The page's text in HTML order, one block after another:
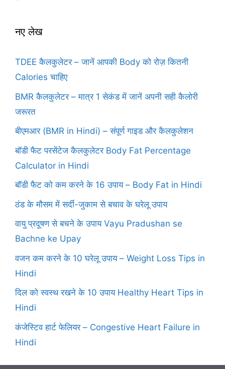
नए लेख
TDEE कैलकुलेटर – जानें आपकी Body को रोज़ कितनी
Calories चाहिए
BMR कैलकुलेटर – मात्र 1 सेकंड में जानें अपनी सही कैलोरी
जरूरत
बीएमआर (BMR in Hindi) – संपूर्ण गाइड और कैलकुलेशन
बॉडी फैट परसेंटेज कैलकुलेटर Body Fat Percentage
Calculator in Hindi
बॉडी फैट को कम करने के 16 उपाय – Body Fat in Hindi
ठंड के मौसम में सर्दी-जुकाम से बचाव के घरेलू उपाय
वायु प्रदूषण से बचने के उपाय Vayu Pradushan se
Bachne ke Upay
वजन कम करने के 10 घरेलू उपाय – Weight Loss Tips in
Hindi
दिल को स्वस्थ रखने के 10 उपाय Healthy Heart Tips in
Hindi
कंजेस्टिव हार्ट फेलियर – Congestive Heart Failure in
Hindi